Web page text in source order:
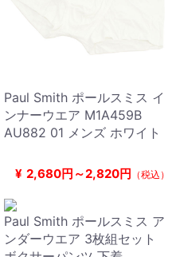
Paul Smith ポールスミス イ
ンナーウエア M1A459B
AU882 01 メンズ ホワイト
¥ 2,680円～2,820円 （税込）
Paul Smith ポールスミス ア
ンダーウエア 3枚組セット